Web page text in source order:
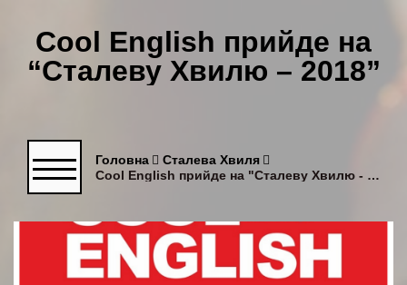
Cool English прийде на
“Сталеву Хвилю – 2018”
Головна
Сталева Хвиля
Cool English прийде на "Сталеву Хвилю - 2018"